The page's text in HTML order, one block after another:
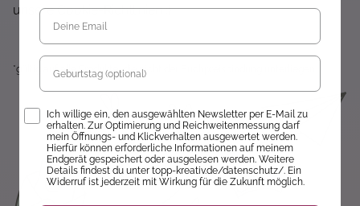
unsere Cookie-Richtlinien :)
*gültig auf alle Produkte, die nicht der Buchpreisbindung unterliegen.
Geburtstag
Opt-InIch willige ein, den ausgewählten Newsletter per E-Mail zu
erhalten. Zur Optimierung und Reichweitenmessung darf
mein Öffnungs- und Klickverhalten ausgewertet werden.
Hierfür können erforderliche Informationen auf meinem
Endgerät gespeichert oder ausgelesen werden. Weitere
Details findest du unter topp-kreativ.de/datenschutz/. Ein
Widerruf ist jederzeit mit Wirkung für die Zukunft möglich.